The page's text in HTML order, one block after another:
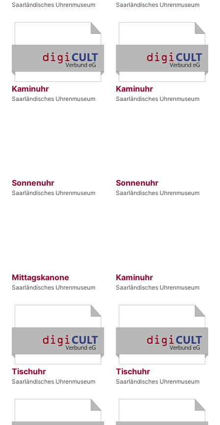
Saarländisches Uhrenmuseum Saarländisches Uhrenmuseum
Kaminuhr
Saarländisches Uhrenmuseum
Kaminuhr
Saarländisches Uhrenmuseum
Sonnenuhr
Saarländisches Uhrenmuseum
Sonnenuhr
Saarländisches Uhrenmuseum
Mittagskanone
Saarländisches Uhrenmuseum
Kaminuhr
Saarländisches Uhrenmuseum
Tischuhr
Saarländisches Uhrenmuseum
Tischuhr
Saarländisches Uhrenmuseum